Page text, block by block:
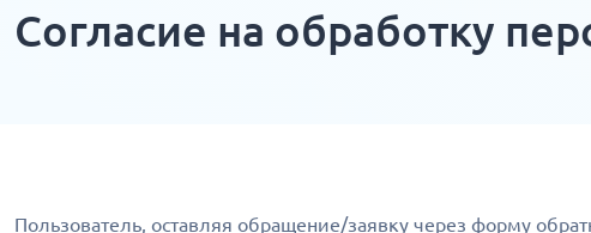
Согласие на обработку
Пользователь, оставляя обращение/заявку через форму